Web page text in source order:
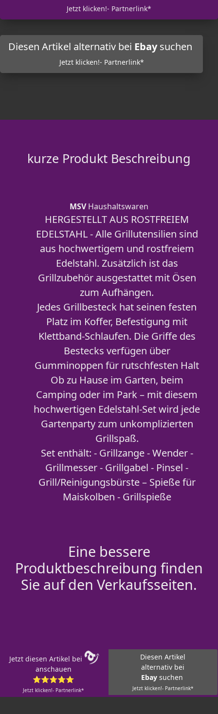
Jetzt klicken!- Partnerlink*
Diesen Artikel alternativ bei Ebaysuchen
Jetzt klicken!- Partnerlink*
kurze Produkt Beschreibung
MSVHaushaltswaren
HERGESTELLT AUS ROSTFREIEM
EDELSTAHL - Alle Grillutensilien sind
aus hochwertigem und rostfreiem
Edelstahl. Zusätzlich ist das
Grillzubehör ausgestattet mit Ösen
zum Aufhängen.
Jedes Grillbesteck hat seinen festen
Platz im Koffer, Befestigung mit
Klettband-Schlaufen. Die Griffe des
Bestecks verfügen über
Gumminoppen für rutschfesten Halt
Ob zu Hause im Garten, beim
Camping oder im Park – mit diesem
hochwertigen Edelstahl-Set wird jede
Gartenparty zum unkomplizierten
Grillspaß.
Set enthält: - Grillzange - Wender -
Grillmesser - Grillgabel - Pinsel -
Grill/Reinigungsbürste – Spieße für
Maiskolben - Grillspieße
Eine bessere
Produktbeschreibung finden
Sie auf den Verkaufsseiten.
Jetzt diesen Artikel bei
anschauen
⭐⭐⭐⭐⭐
Jetzt klicken!- Partnerlink*
Diesen Artikel
alternativ bei
Ebay suchen
Jetzt klicken!- Partnerlink*